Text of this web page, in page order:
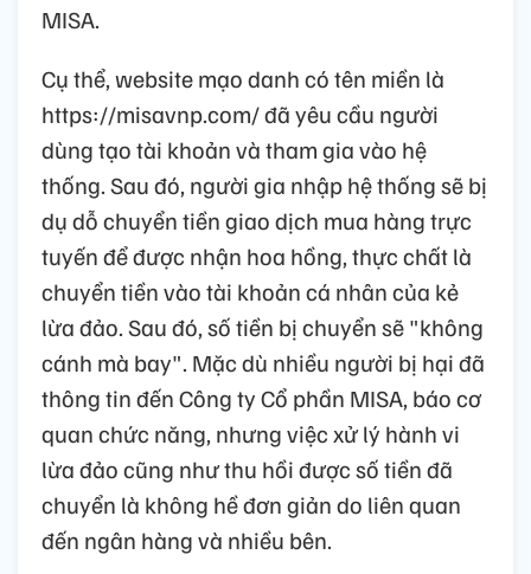
MISA.
Cụ thể, website mạo danh có tên miền là
https://misavnp.com/ đã yêu cầu người
dùng tạo tài khoản và tham gia vào hệ
thống. Sau đó, người gia nhập hệ thống sẽ bị
dụ dỗ chuyển tiền giao dịch mua hàng trực
tuyến để được nhận hoa hồng, thực chất là
chuyển tiền vào tài khoản cá nhân của kẻ
lừa đảo. Sau đó, số tiền bị chuyển sẽ "không
cánh mà bay". Mặc dù nhiều người bị hại đã
thông tin đến Công ty Cổ phần MISA, báo cơ
quan chức năng, nhưng việc xử lý hành vi
lừa đảo cũng như thu hồi được số tiền đã
chuyển là không hề đơn giản do liên quan
đến ngân hàng và nhiều bên.